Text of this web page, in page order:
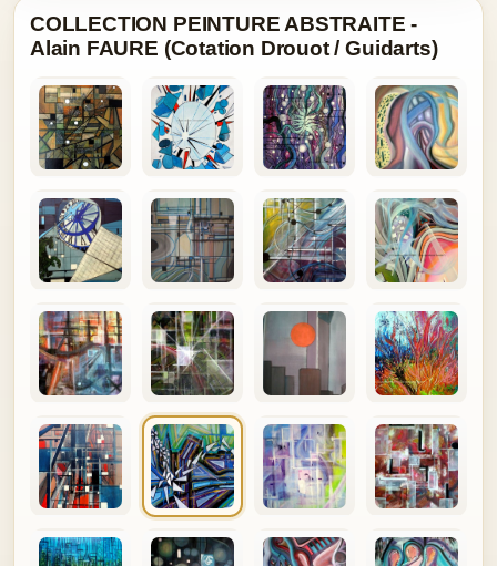
COLLECTION PEINTURE ABSTRAITE -
Alain FAURE (Cotation Drouot / Guidarts)